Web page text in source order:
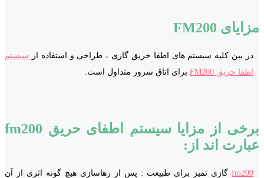
مزایای FM200
در بین کلیه سیستم های اطفا حریق گازی ، طراحی و استفاده از
سیستم
اطفا حریق FM200
برای اتاق سرور متداول است.
برخی از مزایا سیستم اطفای حریق fm200
عبارت اند از:
fm200 گازی تمیز برای طبیعت : پس از رهاسازی هیچ گونه اثری از آن